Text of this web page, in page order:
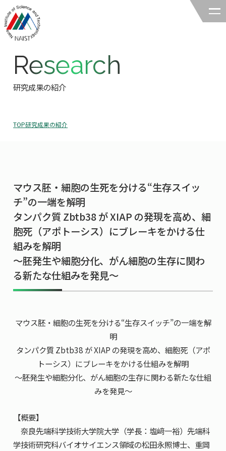
奈良先端科学技術大学院大学
領域の概要・特色
領域賞の紹介
研究室一覧
教員一覧
共用機器・設備紹介
研究成果
NAIST Edge BIO
教育TOP
研究室への配属
セミナー情報
5年一貫コースの
国際化教育プログラム
国際バイオゼミナール
海外ラボインターンシップ
国際学生ワークショップ
UCDリトリート
キャリア
キャリアTOP
就職実績
卒業生の声
就職支援
入試情報
入試情報TOP
受験
研究＆授業
アクセス
合わせ
マップ
受験生の方へ
教職員の方へ
地域・一般の方へ
企業・研究者の方へ
Research
研究成果の紹介
TOP研究成果の紹介
マウス胚・細胞の生死を分ける“生存スイッ
チ”の一端を解明
タンパク質 Zbtb38 が XIAP の発現を高め、細
胞死（アポトーシス）にブレーキをかける仕
組みを解明
～胚発生や細胞分化、がん細胞の生存に関わ
る新たな仕組みを発見～
マウス胚・細胞の生死を分ける“生存スイッチ”の一端を解
明
タンパク質 Zbtb38 が XIAP の発現を高め、細胞死（アポ
トーシス）にブレーキをかける仕組みを解明
～胚発生や細胞分化、がん細胞の生存に関わる新たな仕組
みを発見～
【概要】
奈良先端科学技術大学院大学（学長：塩﨑一裕）先端科
学技術研究科バイオサイエンス領域の松田永照博士、重岡